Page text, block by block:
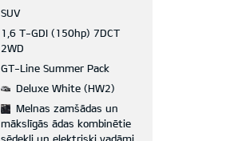
SUV
1,6 T-GDI (150hp) 7DCT
2WD
GT-Line Summer Pack
Deluxe White (HW2)
Melnas zamšādas un
mākslīgās ādas kombinētie